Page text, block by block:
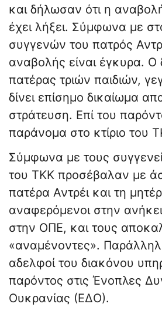
και δήλωσαν ότι η
έχει λήξει. Σύμφωνα με
συγγενών του πατρός
αναβολής είναι έγκυρα. Ο
πατέρας τριών παιδιών,
δίνει επίσημο δικαίωμα
στράτευση. Επί του
παράνομα στο κτίριο του
Σύμφωνα με τους
του ΤΚΚ προσέβαλαν με
πατέρα Αντρέι και τη
αναφερόμενοι στην
στην ΟΠΕ, και τους
«αναμένοντες».
αδελφοί του διακόνου
παρόντος στις Ένοπλες
Ουκρανίας (ΕΔΟ).